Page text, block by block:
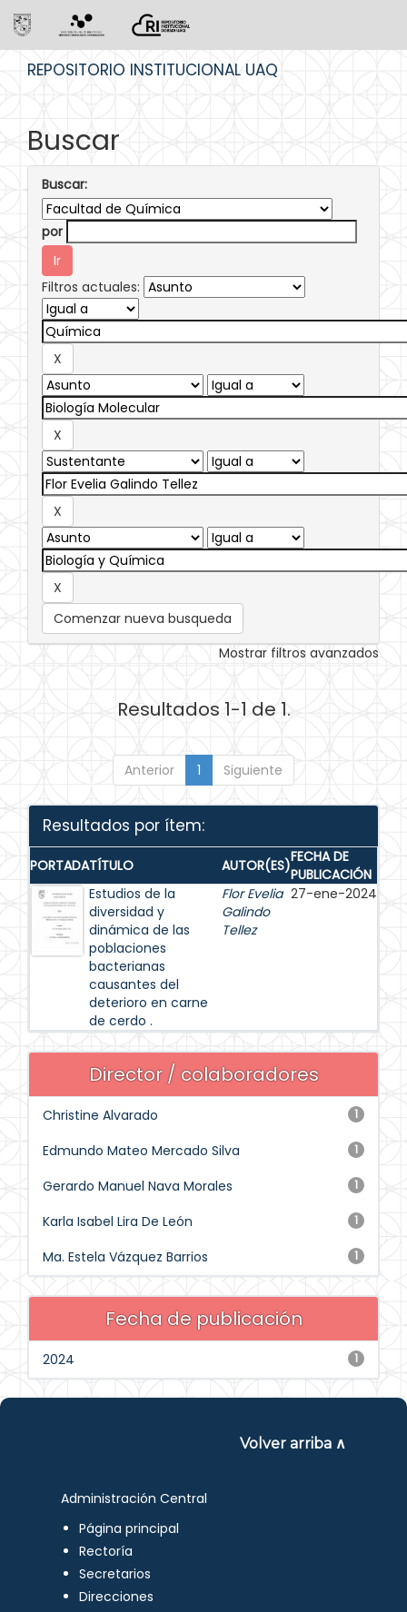
REPOSITORIO INSTITUCIONAL UAQ
Buscar
Buscar:
por
Filtros actuales:
Comenzar nueva busqueda
Mostrar filtros avanzados
Resultados 1-1 de 1.
Anterior 1 Siguiente
Resultados por ítem:
PORTADATÍTULO AUTOR(ES)FECHA DE
PUBLICACIÓN
Estudios de la
diversidad y
dinámica de las
poblaciones
bacterianas
causantes del
deterioro en carne
de cerdo .
Flor Evelia
Galindo
Tellez
27-ene-2024
Director / colaboradores
1
Christine Alvarado
1
Edmundo Mateo Mercado Silva
1
Gerardo Manuel Nava Morales
1
Karla Isabel Lira De León
1
Ma. Estela Vázquez Barrios
Fecha de publicación
1
2024
Volver arriba ∧
Administración Central
Página principal
Rectoría
Secretarios
Direcciones